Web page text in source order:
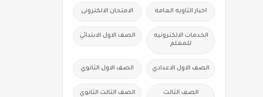
اخبار الثاويه العامه الامتحان الالكترونى
الخدمات الالكترونيه
للمعلم
الصف الاول الابتدائي
الصف الاول الاعدادي الصف الاول الثانوي
الصف الثالث
الصف الثالث الثانوي